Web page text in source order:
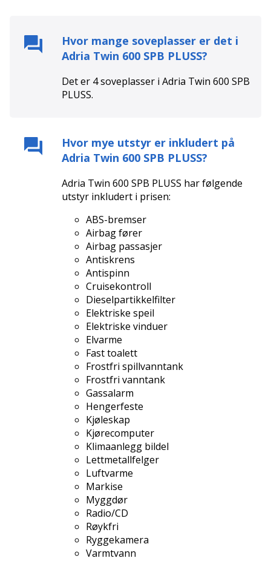
Hvor mange soveplasser er det i
Adria Twin 600 SPB PLUSS?
Det er 4soveplasser i Adria Twin 600 SPB
PLUSS.
Hvor mye utstyr er inkludert på
Adria Twin 600 SPB PLUSS?
Adria Twin 600 SPB PLUSS har følgende
utstyr inkludert i prisen:
ABS-bremser
Airbag fører
Airbag passasjer
Antiskrens
Antispinn
Cruisekontroll
Dieselpartikkelfilter
Elektriske speil
Elektriske vinduer
Elvarme
Fast toalett
Frostfri spillvanntank
Frostfri vanntank
Gassalarm
Hengerfeste
Kjøleskap
Kjørecomputer
Klimaanlegg bildel
Lettmetallfelger
Luftvarme
Markise
Myggdør
Radio/CD
Røykfri
Ryggekamera
Varmtvann